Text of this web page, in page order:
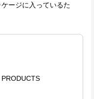
ージに入っているた